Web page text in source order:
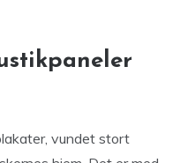
vundet stort